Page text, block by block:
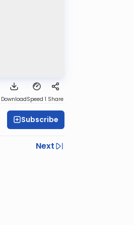
DownloadSpeed 1 Share
Subscribe
Next